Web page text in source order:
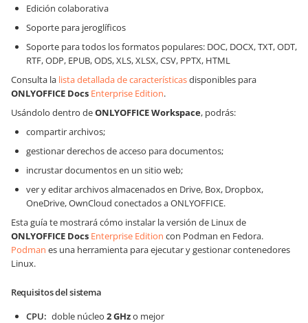
Edición colaborativa
Soporte para jeroglíficos
Soporte para todos los formatos populares: DOC, DOCX, TXT, ODT,
RTF, ODP, EPUB, ODS, XLS, XLSX, CSV, PPTX, HTML
Consulta la lista detallada de característicasdisponibles para
ONLYOFFICE Docs Enterprise Edition.
Usándolo dentro deONLYOFFICE Workspace, podrás:
compartir archivos;
gestionar derechos de acceso para documentos;
incrustar documentos en un sitio web;
ver y editar archivos almacenados en Drive, Box, Dropbox,
OneDrive, OwnCloud conectados a ONLYOFFICE.
Esta guía te mostrará cómo instalar la versión de Linux de
ONLYOFFICE Docs Enterprise Edition con Podman en Fedora.
Podman es una herramienta para ejecutar y gestionar contenedores
Linux.
Requisitos del sistema
CPU
doble núcleo 2 GHzo mejor